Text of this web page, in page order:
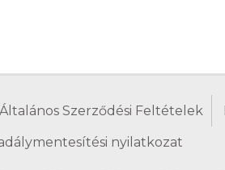
Általános Szerződési Feltételek
nyilatkozat